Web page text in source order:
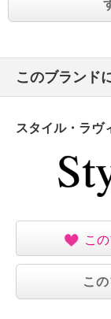
このブランド
スタイル・ラヴ
こ
こ